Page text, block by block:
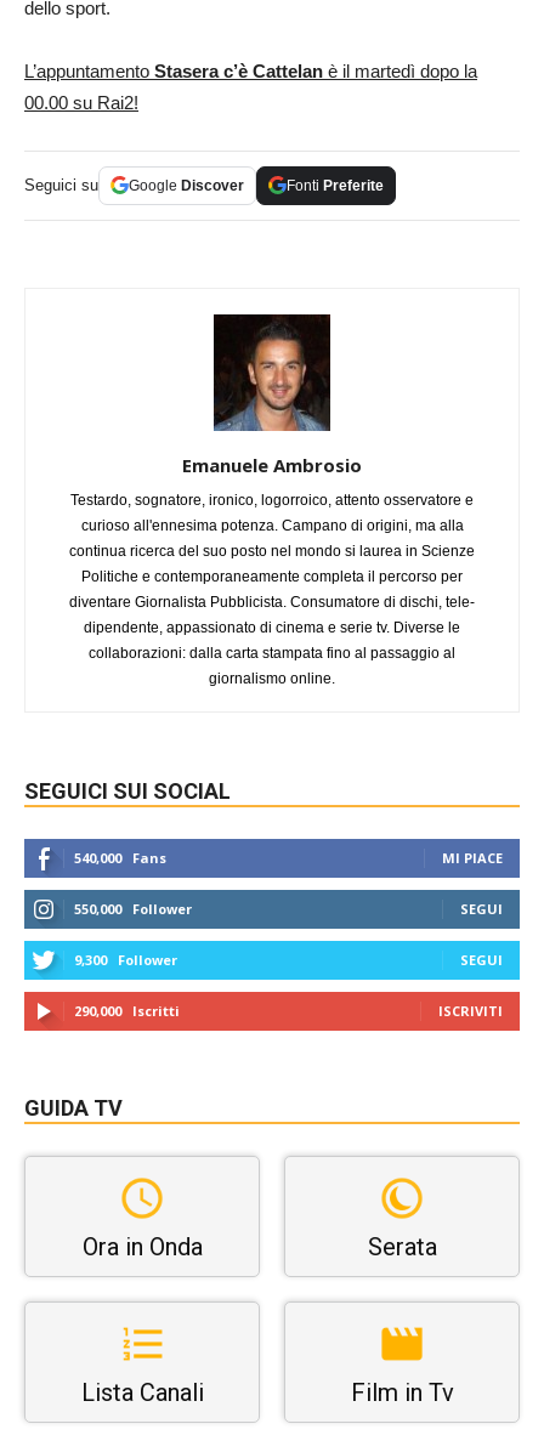
dello sport.
L’appuntamento Stasera c’è Cattelan è il martedì dopo la
00.00 su Rai2!
Seguici su Google Discover Fonti Preferite
Emanuele Ambrosio
Testardo, sognatore, ironico, logorroico, attento osservatore e
curioso all'ennesima potenza. Campano di origini, ma alla
continua ricerca del suo posto nel mondo si laurea in Scienze
Politiche e contemporaneamente completa il percorso per
diventare Giornalista Pubblicista. Consumatore di dischi, tele-
dipendente, appassionato di cinema e serie tv. Diverse le
collaborazioni: dalla carta stampata fino al passaggio al
giornalismo online.
SEGUICI SUI SOCIAL
540,000 Fans MI PIACE
550,000 Follower SEGUI
9,300 Follower SEGUI
290,000 Iscritti ISCRIVITI
GUIDA TV
Ora in Onda Serata
Lista Canali Film in Tv